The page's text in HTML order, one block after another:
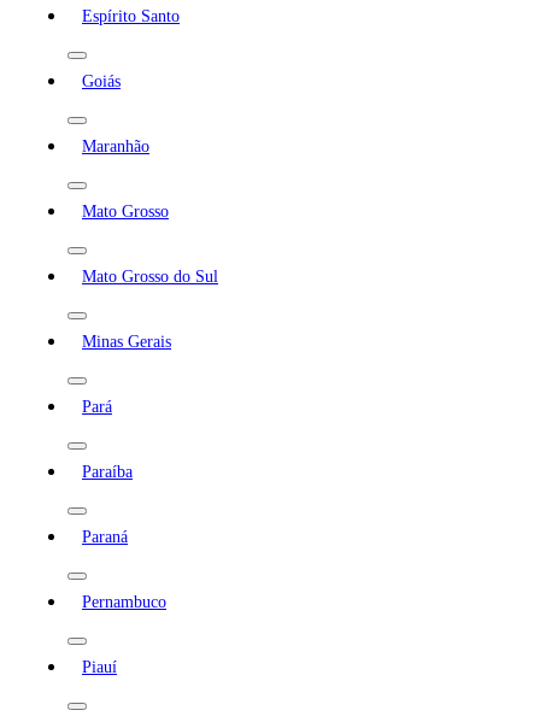
Espírito Santo
Goiás
Maranhão
Mato Grosso
Mato Grosso do Sul
Minas Gerais
Pará
Paraíba
Paraná
Pernambuco
Piauí